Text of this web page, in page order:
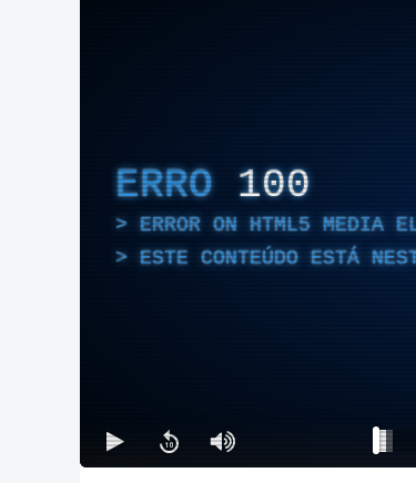
ERRO 100
ERROR ON HTML5 MEDIA
ESTE CONTEÚDO ESTÁ